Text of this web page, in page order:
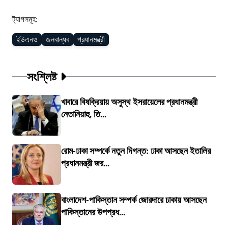
ট্যাগসমূহ:
ইউএনও জনবান্ধব প্রধানমন্ত্রী
সংশ্লিষ্ট
খাবারে বিষক্রিয়ায় অসুস্থ ইসরায়েলের প্রধানমন্ত্রী
নেতানিয়াহু, তি...
রোম-ঢাকা সম্পর্কে নতুন দিগন্ত: ঢাকা আসছেন ইতালির
প্রধানমন্ত্রী জর...
বাংলাদেশ-পাকিস্তান সম্পর্ক জোরদারে ঢাকায় আসছেন
পাকিস্তানের উপপ্রধ...